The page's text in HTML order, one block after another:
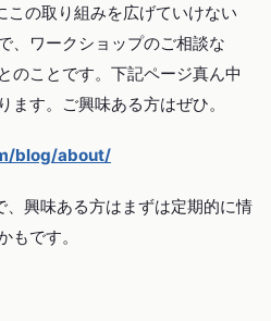
の取り組みを広げていけない
、ワークショップのご相談な
のことです。下記ページ真ん中
ます。ご興味ある方はぜひ。
blog/about/
興味ある方はまずは定期的に情
もです。